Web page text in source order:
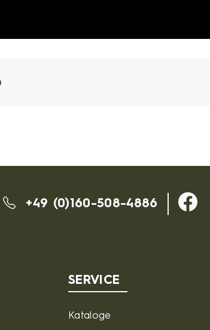
Entire M Sp. z.o.o. - Kontaktdaten
+49 (0)160-508-4886
SERVICE
Kataloge